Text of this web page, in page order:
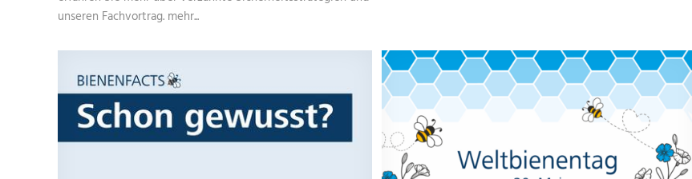
unseren Fachvortrag. mehr...